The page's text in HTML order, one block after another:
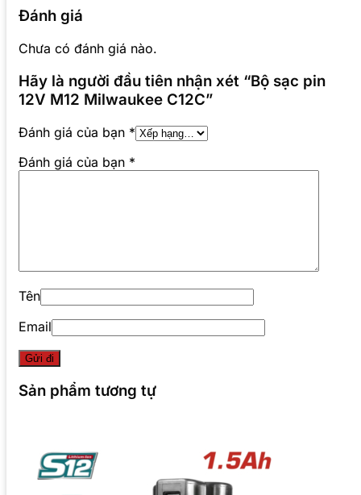
Đánh giá
Chưa có đánh giá nào.
Hãy là người đầu tiên nhận xét “Bộ sạc pin
12V M12 Milwaukee C12C”
Đánh giá của bạn *
Đánh giá của bạn *
Tên
Email
Sản phẩm tương tự